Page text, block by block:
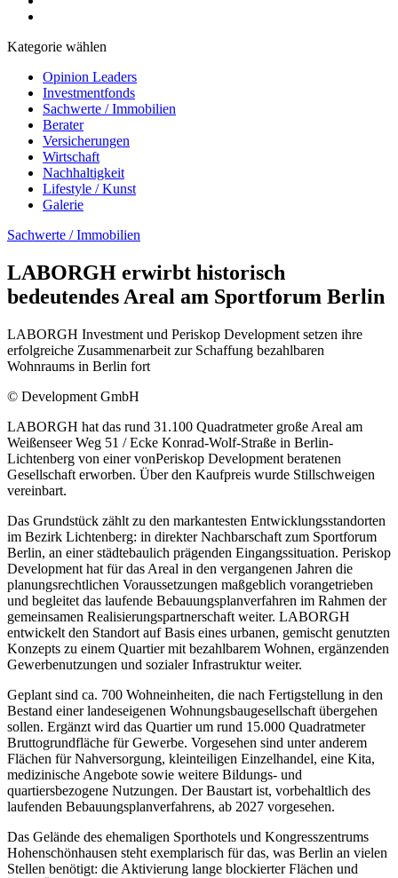
Kategorie wählen
Opinion Leaders
Investmentfonds
Sachwerte / Immobilien
Berater
Versicherungen
Wirtschaft
Nachhaltigkeit
Lifestyle / Kunst
Galerie
Sachwerte / Immobilien
LABORGH erwirbt historisch
bedeutendes Areal am Sportforum Berlin
LABORGH Investment und Periskop Development setzen ihre
erfolgreiche Zusammenarbeit zur Schaffung bezahlbaren
Wohnraums in Berlin fort
© Development GmbH
LABORGH hat das rund 31.100 Quadratmeter große Areal am
Weißenseer Weg 51 / Ecke Konrad-Wolf-Straße in Berlin-
Lichtenberg von einer vonPeriskop Development beratenen
Gesellschaft erworben. Über den Kaufpreis wurde Stillschweigen
vereinbart.
Das Grundstück zählt zu den markantesten Entwicklungsstandorten
im Bezirk Lichtenberg: in direkter Nachbarschaft zum Sportforum
Berlin, an einer städtebaulich prägenden Eingangssituation. Periskop
Development hat für das Areal in den vergangenen Jahren die
planungsrechtlichen Voraussetzungen maßgeblich vorangetrieben
und begleitet das laufende Bebauungsplanverfahren im Rahmen der
gemeinsamen Realisierungspartnerschaft weiter. LABORGH
entwickelt den Standort auf Basis eines urbanen, gemischt genutzten
Konzepts zu einem Quartier mit bezahlbarem Wohnen, ergänzenden
Gewerbenutzungen und sozialer Infrastruktur weiter.
Geplant sind ca. 700 Wohneinheiten, die nach Fertigstellung in den
Bestand einer landeseigenen Wohnungsbaugesellschaft übergehen
sollen. Ergänzt wird das Quartier um rund 15.000 Quadratmeter
Bruttogrundfläche für Gewerbe. Vorgesehen sind unter anderem
Flächen für Nahversorgung, kleinteiligen Einzelhandel, eine Kita,
medizinische Angebote sowie weitere Bildungs- und
quartiersbezogene Nutzungen. Der Baustart ist, vorbehaltlich des
laufenden Bebauungsplanverfahrens, ab 2027 vorgesehen.
Das Gelände des ehemaligen Sporthotels und Kongresszentrums
Hohenschönhausen steht exemplarisch für das, was Berlin an vielen
Stellen benötigt: die Aktivierung lange blockierter Flächen und